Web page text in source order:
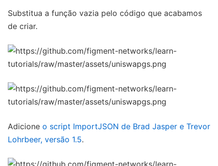
Substitua a função vazia pelo código que acabamos
de criar.
Adicione o script ImportJSON de Brad Jasper e Trevor
Lohrbeer, versão 1.5.